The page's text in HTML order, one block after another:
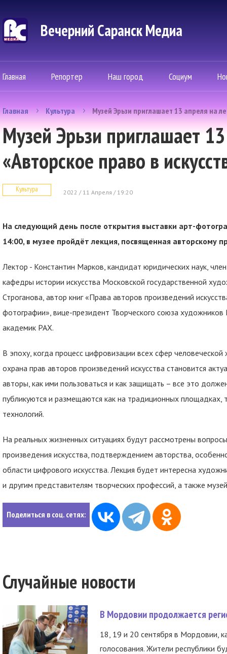
Вечерний Саранск Mедиа
Главная Репортер Наш город Социум
Главная Культура Музей Эрьзи приглашает 13 апреля на
Музей Эрьзи приглашает
«Авторское право в
Культура 2022 / 11 Апреля / 19:20
На следующий день после открытия выставки арт-
14:00, в музее пройдёт лекция, посвященная авторскому
Лектор - Константин Марков, кандидат юридических наук,
кафедры истории искусства Московской государственной
Строганова, автор книг «Права авторов произведений
фотографии», вице-президент Творческого союза
академик РАХ.
В эпоху, когда процесс цифровизации всех сфер
охрана прав авторов произведений искусства становится
авторы, как ими пользоваться и как защищать – все это
публикуются и размещаются как на традиционных
технологий.
На реальных жизненных ситуациях будут рассмотрены
произведения искусства, подтверждением авторства,
области цифрового искусства. Лекция будет интересна
и другим представителям творческих профессий, а также
Поделиться в соц. сетях:
Случайные новости
В Мордовии продолжается
18, 19 и 20 сентября в Мордовии,
голосования. Жители республики